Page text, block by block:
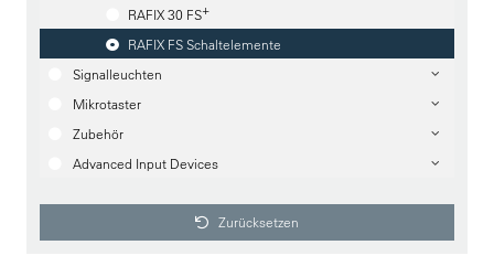
RAFIX 30 FS+
RAFIX FS Schaltelemente
Signalleuchten
Mikrotaster
Zubehör
Advanced Input Devices
Zurücksetzen